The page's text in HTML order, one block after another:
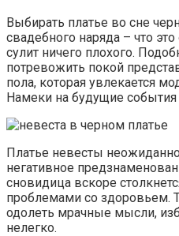
Выбирать платье во сне
свадебного наряда – что
сулит ничего плохого.
потревожить покой
пола, которая увлекается
Намеки на будущие события
Платье невесты
негативное
сновидица вскоре
проблемами со здоровьем.
одолеть мрачные мысли,
нелегко.